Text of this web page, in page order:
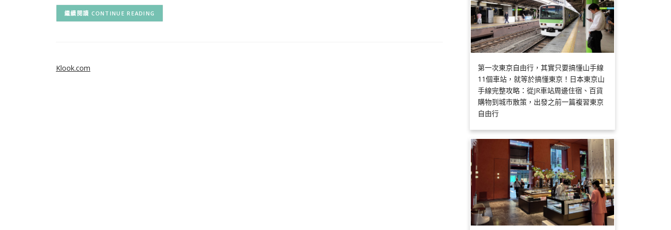
CONTINUE READING
第一次東京自由行，其實只要搞懂山手線
11個車站，就等於搞懂東京！日本東京山
手線完整攻略：從JR車站周邊住宿、百貨
購物到城市散策，出發之前一篇複習東京
自由行
Klook.com